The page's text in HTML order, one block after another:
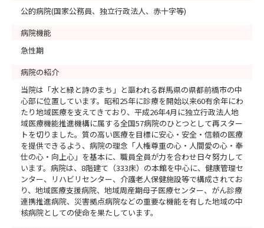
公的病院(国家公務員、独立行政法人、赤十字等)
病院機能
急性期
病院の紹介
当院は「水と緑と詩のまち」と謳われる群馬県の県都前橋市の中
心部に位置しています。昭和25年に診療を開始以来60有余年にわ
たり地域医療を支えてきており、平成26年4月に独立行政法人地
域医療機能推進機構に属する全国57病院のひとつとして再スター
トを切りました。質の高い医療を目標に安心・安全・信頼の医療
を提供できるよう、病院の理念「人権尊重の心・人間愛の心・奉
仕の心・向上心」を基本に、職員全員が力を合わせ日々努力して
います。病院は、8階建て（333床）の本館を中心に、健康管理セ
ンター、リハビリセンター、介護老人保健施設等で構成されてお
り、地域医療支援病院、地域周産期母子医療センター、がん診療
連携推進病院、災害拠点病院などの重要な機能を有した地域の中
核病院としての使命を果たしています。